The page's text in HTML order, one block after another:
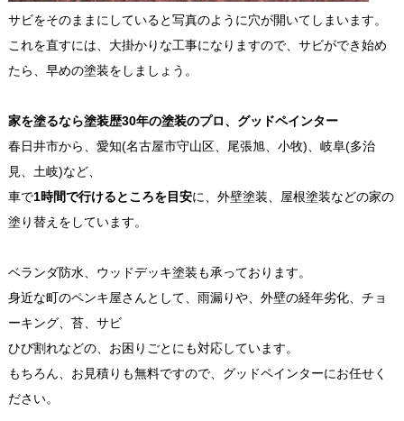
サビをそのままにしていると写真のように穴が開いてしまいます。
これを直すには、大掛かりな工事になりますので、サビができ始め
たら、早めの塗装をしましょう。
家を塗るなら塗装歴30年の塗装のプロ、グッドペインター
春日井市から、愛知(名古屋市守山区、尾張旭、小牧)、岐阜(多治
見、土岐)など、
車で1時間で行けるところを目安に、外壁塗装、屋根塗装などの家の
塗り替えをしています。
ベランダ防水、ウッドデッキ塗装も承っております。
身近な町のペンキ屋さんとして、雨漏りや、外壁の経年劣化、チョ
ーキング、苔、サビ
ひび割れなどの、お困りごとにも対応しています。
もちろん、お見積りも無料ですので、グッドペインターにお任せく
ださい。